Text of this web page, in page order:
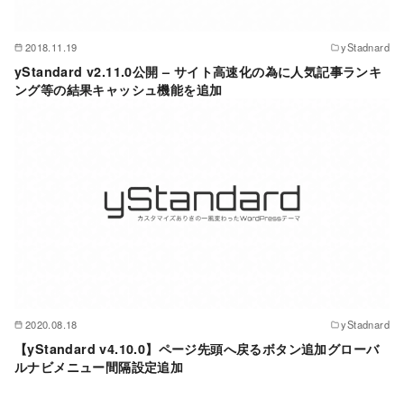
2018.11.19 yStadnard
yStandard v2.11.0公開 – サイト高速化の為に人気記事ランキ
ング等の結果キャッシュ機能を追加
2020.08.18 yStadnard
【yStandard v4.10.0】ページ先頭へ戻るボタン追加グローバ
ルナビメニュー間隔設定追加